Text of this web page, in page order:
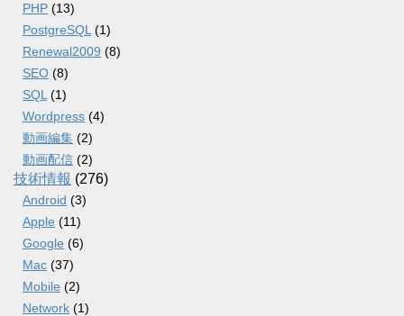
PHP (13)
PostgreSQL (1)
Renewal2009 (8)
SEO (8)
SQL (1)
Wordpress (4)
動画編集 (2)
動画配信 (2)
技術情報 (276)
Android (3)
Apple (11)
Google (6)
Mac (37)
Mobile (2)
Network (1)